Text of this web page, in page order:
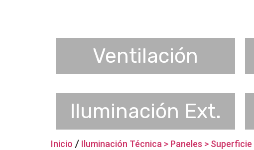
Ventilación
Iluminación Ext.
Inicio / Iluminación Técnica > Paneles > Superficie